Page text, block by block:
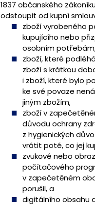
1837 občanského
odstoupit od kupní
zboží vyrobeného
kupujícího nebo
osobním
zboží, které
zboží s krátkou
i zboží, které bylo
ke své povaze
jiným zbožím,
zboží v
důvodu ochrany
z hygienických
vrátit poté, co jej
zvukové nebo
počítačového
v zapečetěném
porušil, a
digitálního obsahu